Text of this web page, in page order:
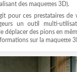
des maquettes 3D).
pour ces prestataires de
un outil multi-
déplacer des pions en
sur la maquette